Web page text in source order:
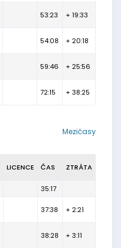
53:23 + 19:33
54:08 + 20:18
59:46 + 25:56
72:15 + 38:25
Mezičasy
LICENCE ČAS ZTRÁTA
35:17
37:38 + 2:21
38:28 + 3:11